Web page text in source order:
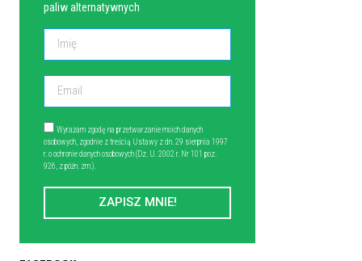
paliw alternatywnych
Wyrażam zgodę na przetwarzanie moich danych
osobowych, zgodnie z treścią Ustawy z dn. 29 sierpnia 1997
r. o ochronie danych osobowych (Dz. U. 2002 r. Nr 101 poz.
926, z późn. zm.).
ZAPISZ MNIE!